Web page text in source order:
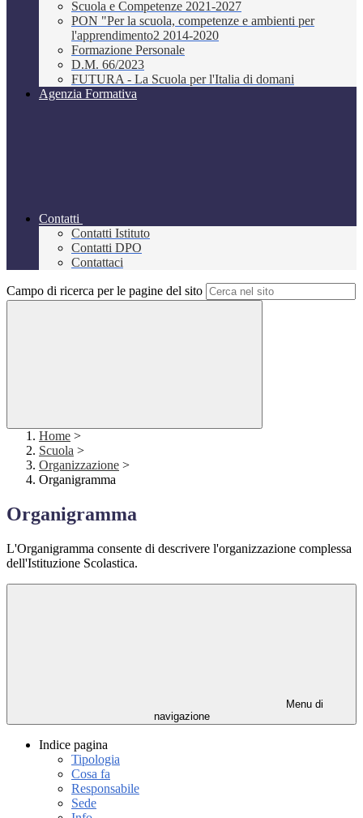
Scuola e Competenze 2021-2027
PON "Per la scuola, competenze e ambienti per
l'apprendimento2 2014-2020
Formazione Personale
D.M. 66/2023
FUTURA - La Scuola per l'Italia di domani
Agenzia Formativa
Contatti
Contatti Istituto
Contatti DPO
Contattaci
Campo di ricerca per le pagine del sito
Home >
Scuola >
Organizzazione >
Organigramma
Organigramma
L'Organigramma consente di descrivere l'organizzazione complessa
dell'Istituzione Scolastica.
Menu di
navigazione
Indice pagina
Tipologia
Cosa fa
Responsabile
Sede